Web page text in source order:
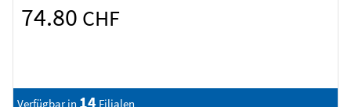
74.80 CHF
Verfügbar in 14 Filialen